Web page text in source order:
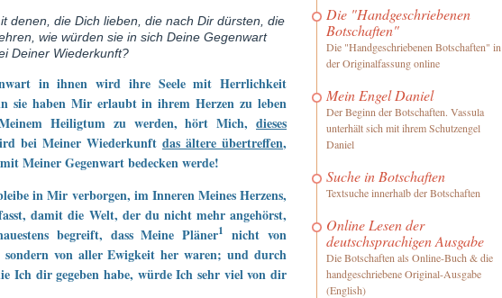
denen, die Dich lieben, die nach Dir dürsten, die
wie würden sie in sich Deine Gegenwart
Deiner Wiederkunft?
in ihnen wird ihre Seele mit Herrlichkeit
sie haben Mir erlaubt in ihrem Herzen zu leben
Heiligtum zu werden, hört Mich, dieses
bei Meiner Wiederkunft das ältere übertreffen,
Meiner Gegenwart bedecken werde!
in Mir verborgen, im Inneren Meines Herzens,
damit die Welt, der du nicht mehr angehörst,
begreift, dass Meine Pläner1 nicht von
sondern von aller Ewigkeit her waren; und durch
Ich dir gegeben habe, würde Ich sehr viel von dir
Die "Handgeschriebenen
Botschaften"
Die "Handgeschriebenen Botschaften" in
der Originalfassung online
Mein Engel Daniel
Der Beginn der Botschaften. Vassula
unterhält sich mit ihrem Schutzengel
Daniel
Suche in Botschaften
Textsuche innerhalb der Botschaften
Online Lesen der
deutschsprachigen Ausgabe
Die Botschaften als Online-Buch & die
handgeschriebene Original-Ausgabe
(English)